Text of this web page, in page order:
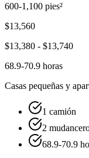
600-1,100 pies²
$13,560
$13,380 - $13,740
68.9-70.9 horas
Casas pequeñas y
1 camión
2
68.9-70.9